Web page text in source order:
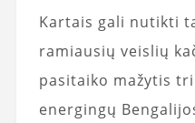
Kartais gali nutikti
ramiausių veislių
pasitaiko mažytis
energingų